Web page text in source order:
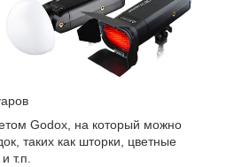
Godox, на который можно
таких как шторки, цветные
т.п.